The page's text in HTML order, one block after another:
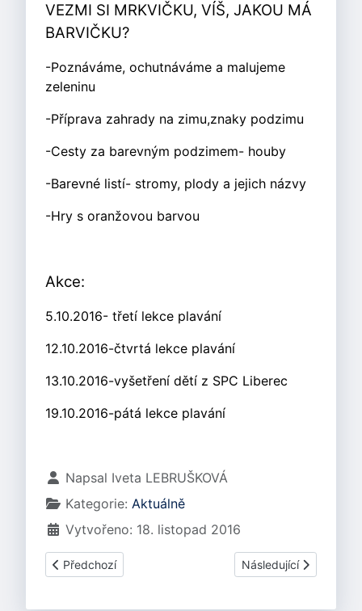
VEZMI SI MRKVIČKU, VÍŠ, JAKOU MÁ
BARVIČKU?
-Poznáváme, ochutnáváme a malujeme
zeleninu
-Příprava zahrady na zimu,znaky podzimu
-Cesty za barevným podzimem- houby
-Barevné listí- stromy, plody a jejich názvy
-Hry s oranžovou barvou
Akce:
5.10.2016- třetí lekce plavání
12.10.2016-čtvrtá lekce plavání
13.10.2016-vyšetření dětí z SPC Liberec
19.10.2016-pátá lekce plavání
Základní údaje
Napsal Iveta LEBRUŠKOVÁ
Kategorie: Aktuálně
Vytvořeno: 18. listopad 2016
Předchozí článek: Listopad 2016
Předchozí Další článek: Září
Následující